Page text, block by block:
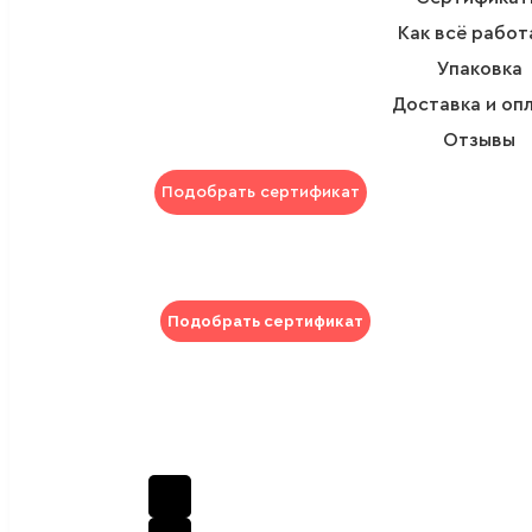
Как всё
Упаковка
Доставка и
Отзывы
Подобрать сертификат
Подобрать сертификат